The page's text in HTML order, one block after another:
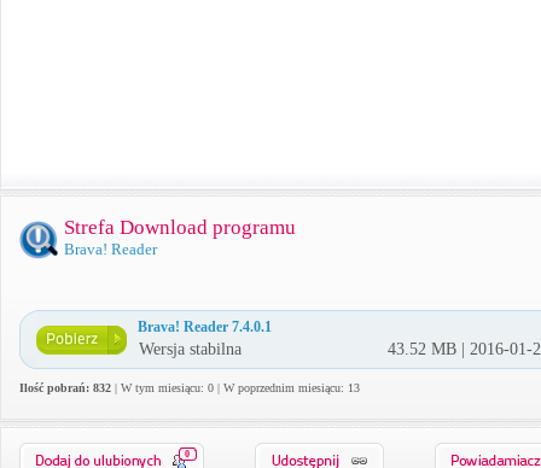
Strefa Download programu
Brava! Reader
Brava! Reader 7.4.0.1
Wersja stabilna 43.52 MB | 2016-01-
Ilość pobrań: 832 | W tym miesiącu: 0 | W poprzednim miesiącu: 13
0